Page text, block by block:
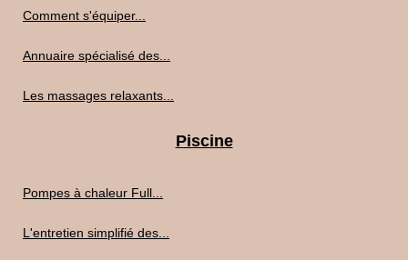
Comment s'équiper...
Annuaire spécialisé des...
Les massages relaxants...
Piscine
Pompes à chaleur Full...
L'entretien simplifié des...